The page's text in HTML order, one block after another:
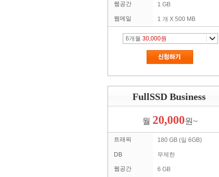
웹공간 1 GB
웹메일 1 개 X 500 MB
6개월 30,000원
FullSSD Business
월 20,000원~
트래픽 180 GB (일 6GB)
DB 무제한
웹공간 6 GB